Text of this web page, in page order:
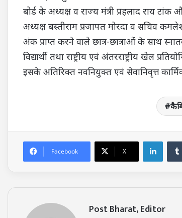
बोर्ड के अध्यक्ष व राज्य मंत्री प्रहलाद राय
अध्यक्ष बस्तीराम प्रजापत मोरदा व सचिव
अंक प्राप्त करने वाले छात्र-छात्राओं के साथ
विद्यार्थी तथा राष्ट्रीय एवं अंतरराष्ट्रीय खेल
इसके अतिरिक्त नवनियुक्त एवं सेवानिवृत्त
Facebook X
Post Bharat, Editor